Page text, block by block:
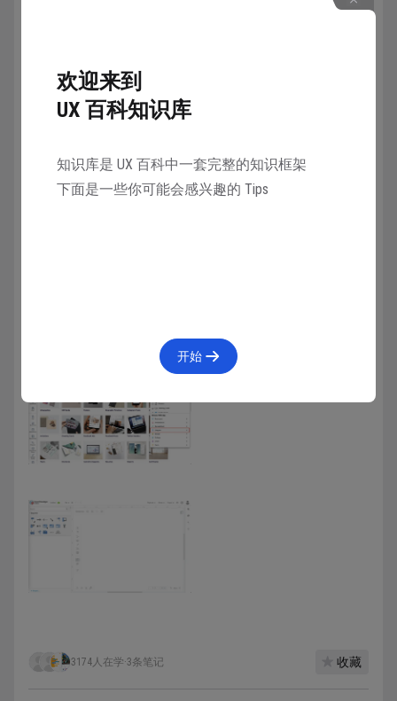
3174人在学·3条笔记 收藏
欢迎来到
UX 百科知识库
知识库是 UX 百科中一套完整的知识框架
下面是一些你可能会感兴趣的 Tips
开始